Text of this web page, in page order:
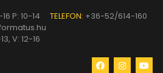
P: 10-14 TELEFON: +36-52/614-160
V: 12-16